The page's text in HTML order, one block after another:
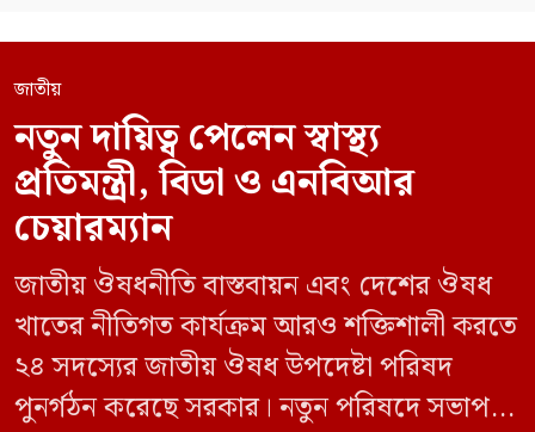
জাতীয়
নতুন দায়িত্ব পেলেন স্বাস্থ্য
প্রতিমন্ত্রী, বিডা ও এনবিআর
চেয়ারম্যান
জাতীয় ঔষধনীতি বাস্তবায়ন এবং দেশের ঔষধ
খাতের নীতিগত কার্যক্রম আরও শক্তিশালী করতে
২৪ সদস্যের জাতীয় ঔষধ উপদেষ্টা পরিষদ
পুনর্গঠন করেছে সরকার। নতুন পরিষদে সভাপতি